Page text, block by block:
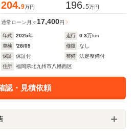
204.9万円 196.5万円
通常ローン 月々 17,400円
年式 2025年 走行 0.3万km
車検
'28/09 修復
なし
保証
保証付 整備
法定整備付
住所
福岡県北九州市八幡西区
認・見積依頼